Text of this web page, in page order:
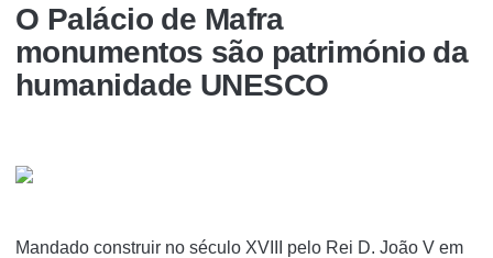
O Palácio de Mafra
monumentos são património da
humanidade UNESCO
Mandado construir no século XVIII pelo Rei D. João V em